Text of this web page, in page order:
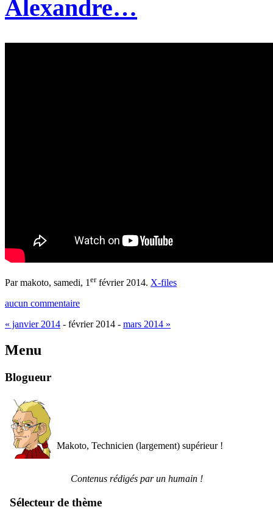
Alexandre…
Par makoto, samedi, 1 erfévrier 2014. X-files
aucun commentaire
« janvier 2014 - février 2014 - mars 2014 »
Menu
Blogueur
Makoto, Technicien (largement) supérieur !
Contenus rédigés par un humain !
Sélecteur de thème